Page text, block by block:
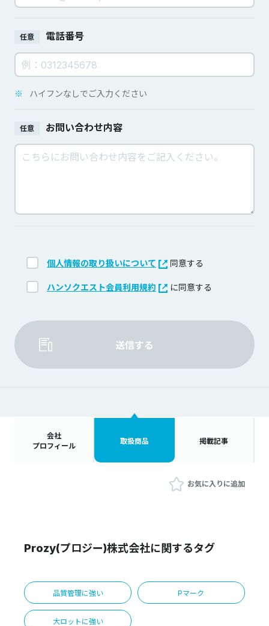
任意 電話番号
※ ハイフンなしでご入力ください
任意 お問い合わせ内容
個人情報の取り扱いについて 同意する
ハンソクエスト会員利用規約 に同意する
送信する
会社
プロフィール
取扱商品 掲載記事
お気に入りに追加
Prozy(プロジー)株式会社に関するタグ
品質管理に強い Pマーク
大ロットに強い